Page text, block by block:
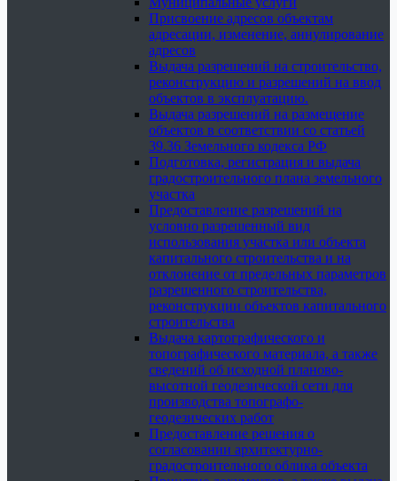
Присвоение адресов объектам
адресации, изменение, аннулирование
адресов
Выдача разрешений на строительство,
реконструкцию и разрешений на ввод
объектов в эксплуатацию.
Выдача разрешений на размещение
объектов в соответствии со статьей
39.36 Земельного кодекса РФ
Подготовка, регистрация и выдача
градостроительного плана земельного
участка
Предоставление разрешений на
условно разрешенный вид
использования участка или объекта
капитального строительства и на
отклонение от предельных параметров
разрешенного строительства,
реконструкции объектов капитального
строительства
Выдача картографического и
топографического материала, а также
сведений об исходной планово-
высотной геодезической сети для
производства топографо-
геодезических работ
Предоставление решения о
согласовании архитектурно-
градостроительного облика объекта